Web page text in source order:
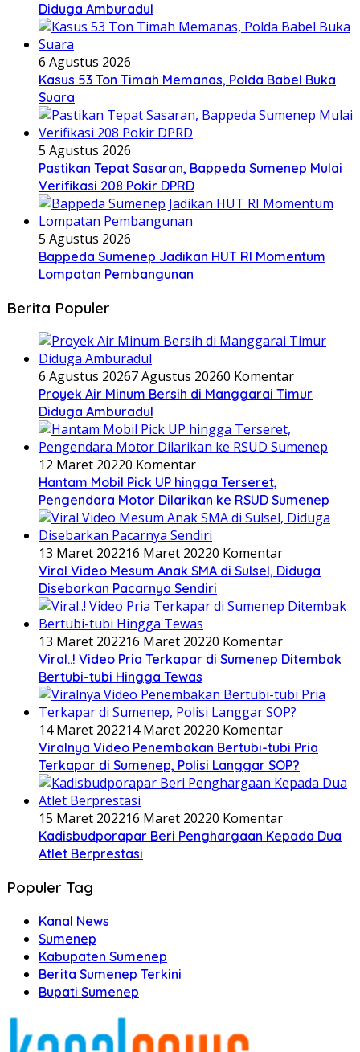
Diduga Amburadul
6 Agustus 2026
Kasus 53 Ton Timah Memanas, Polda Babel Buka
Suara
5 Agustus 2026
Pastikan Tepat Sasaran, Bappeda Sumenep Mulai
Verifikasi 208 Pokir DPRD
5 Agustus 2026
Bappeda Sumenep Jadikan HUT RI Momentum
Lompatan Pembangunan
Berita Populer
6 Agustus 20267 Agustus 20260 Komentar
Proyek Air Minum Bersih di Manggarai Timur
Diduga Amburadul
12 Maret 20220 Komentar
Hantam Mobil Pick UP hingga Terseret,
Pengendara Motor Dilarikan ke RSUD Sumenep
13 Maret 202216 Maret 20220 Komentar
Viral Video Mesum Anak SMA di Sulsel, Diduga
Disebarkan Pacarnya Sendiri
13 Maret 202216 Maret 20220 Komentar
Viral..! Video Pria Terkapar di Sumenep Ditembak
Bertubi-tubi Hingga Tewas
14 Maret 202214 Maret 20220 Komentar
Viralnya Video Penembakan Bertubi-tubi Pria
Terkapar di Sumenep, Polisi Langgar SOP?
15 Maret 202216 Maret 20220 Komentar
Kadisbudporapar Beri Penghargaan Kepada Dua
Atlet Berprestasi
Populer Tag
Kanal News
Sumenep
Kabupaten Sumenep
Berita Sumenep Terkini
Bupati Sumenep